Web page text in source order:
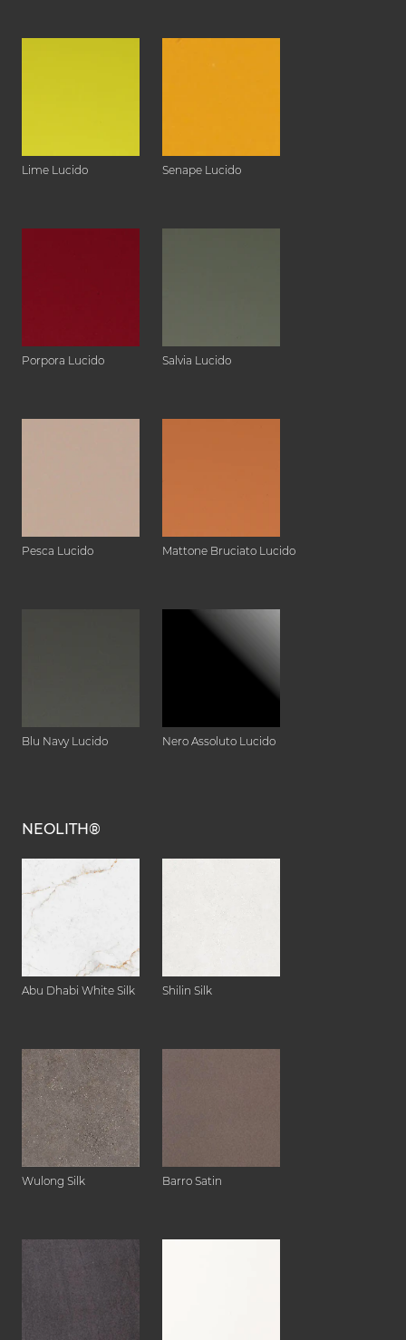
Lime Lucido Senape Lucido
Porpora Lucido Salvia Lucido
Pesca Lucido Mattone Bruciato Lucido
Blu Navy Lucido Nero Assoluto Lucido
NEOLITH®
Abu Dhabi White Silk Shilin Silk
Wulong Silk Barro Satin